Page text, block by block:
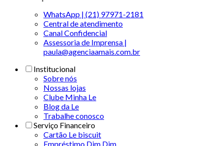
WhatsApp | (21) 97971-2181
Central de atendimento
Canal Confidencial
Assessoria de Imprensa |
paula@agenciaamais.com.br
Institucional
Sobre nós
Nossas lojas
Clube Minha Le
Blog da Le
Trabalhe conosco
Serviço Financeiro
Cartão Le biscuit
Empréstimo Dim Dim